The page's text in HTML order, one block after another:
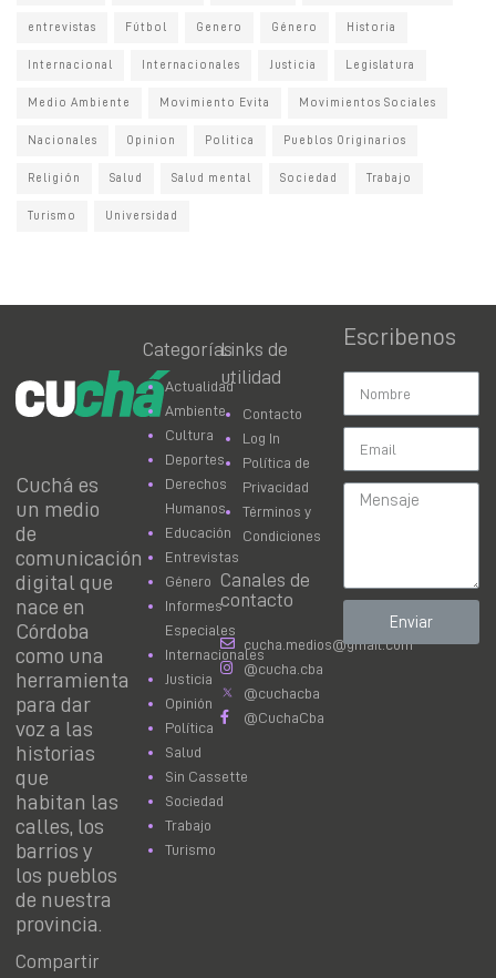
entrevistas Fútbol Genero Género Historia
Internacional Internacionales Justicia Legislatura
Medio Ambiente Movimiento Evita Movimientos Sociales
Nacionales Opinion Politica Pueblos Originarios
Religión Salud Salud mental Sociedad Trabajo
Turismo Universidad
Cuchá es
un medio
de
comunicación
digital que
nace en
Córdoba
como una
herramienta
para dar
voz a las
historias
que
habitan las
calles, los
barrios y
los pueblos
de nuestra
provincia.
Compartir
Categorías
Actualidad
Ambiente
Cultura
Deportes
Derechos
Humanos
Educación
Entrevistas
Género
Informes
Especiales
Internacionales
Justicia
Opinión
Política
Salud
Sin Cassette
Sociedad
Trabajo
Turismo
Links de
utilidad
Contacto
Log In
Política de
Privacidad
Términos y
Condiciones
Canales de
contacto
cucha.medios@gmail.com
@cucha.cba
@cuchacba
@CuchaCba
Escribenos
Enviar